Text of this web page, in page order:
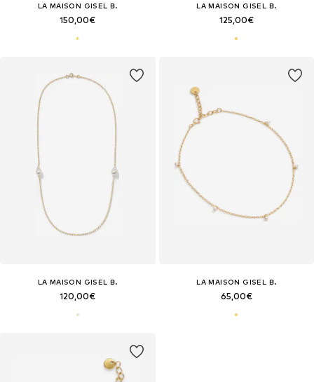
LA MAISON GISEL B.
150,00€
LA MAISON GISEL B.
125,00€
LA MAISON GISEL B.
120,00€
LA MAISON GISEL B.
65,00€